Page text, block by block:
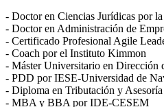
- Doctor en Ciencias Jurídicas por
- Doctor en Administración de
- Certificado Profesional Agile
- Coach por el Instituto Kimmon
- Máster Universitario en Dirección
- PDD por IESE-Universidad de
- Diploma en Tributación y
- MBA y BBA por IDE-CESEM